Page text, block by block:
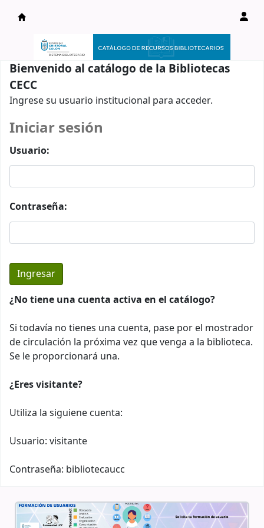
Catálogo en línea
Bienvenido al catálogo de la Bibliotecas
CECC
Ingrese su usuario institucional para acceder.
Iniciar sesión
Usuario:
Contraseña:
¿No tiene una cuenta activa en el catálogo?
Si todavía no tienes una cuenta, pase por el mostrador
de circulación la próxima vez que venga a la biblioteca.
Se le proporcionará una.
¿Eres visitante?
Utiliza la siguiene cuenta:
Usuario: visitante
Contraseña: bibliotecaucc